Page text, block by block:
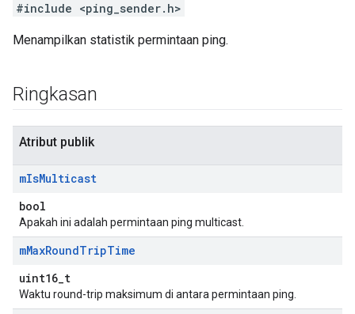
#include <ping_sender.h>
Menampilkan statistik permintaan ping.
Ringkasan
Atribut publik
mIsMulticast
bool
Apakah ini adalah permintaan ping multicast.
mMaxRoundTripTime
uint16_t
Waktu round-trip maksimum di antara permintaan ping.